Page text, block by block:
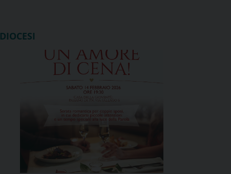
DIOCESI